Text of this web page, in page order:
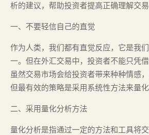
析的建议，帮助投资者提高正确理解交易
一、不要轻信自己的直觉
作为人类，我们都有直觉反应，它是我
一。但在外汇交易中，投资者不能只凭借
虽然交易市场会给投资者带来种种情感
但最有效的策略是采用系统性方法来量化
二、采用量化分析方法
量化分析是指通过一定的方法和工具将